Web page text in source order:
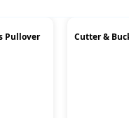
Pullover Cutter & Buck